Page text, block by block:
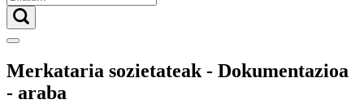
Merkataria sozietateak - Dokumentazioa
- araba